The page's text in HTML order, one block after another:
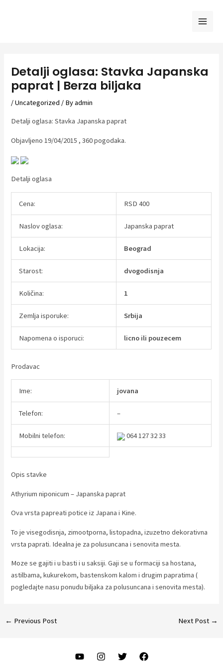
Detalji oglasa: Stavka Japanska
paprat | Berza biljaka
/Uncategorized / Byadmin
Detalji oglasa: Stavka Japanska paprat
Objavljeno 19/04/2015 , 360 pogodaka.
Detalji oglasa
Cena: RSD 400
Naslov oglasa: Japanska paprat
Lokacija: Beograd
Starost: dvogodisnja
Količina: 1
Zemlja isporuke: Srbija
Napomena o isporuci: licno ili pouzecem
Prodavac
Ime: jovana
Telefon: –
Mobilni telefon: 064 127 32 33
Opis stavke
Athyrium niponicum – Japanska paprat
Ova vrsta papreati potice iz Japana i Kine.
To je visegodisnja, zimootporna, listopadna, izuzetno dekorativna
vrsta paprati. Idealna je za polusuncana i senovita mesta.
Moze se gajiti i u basti i u saksiji. Gaji se u formaciji sa hostana,
astilbama, kukurekom, bastenskom kalom i drugim papratima (
pogledajte nasu ponudu biljaka za polusuncana i senovita mesta).
Post
← Previous Post Next Post →